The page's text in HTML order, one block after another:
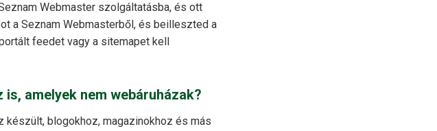
Webmaster szolgáltatásba, és ott
a Seznam Webmasterből, és beilleszted a
feedet vagy a sitemapet kell
amelyek nem webáruházak?
készült, blogokhoz, magazinokhoz és más